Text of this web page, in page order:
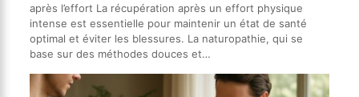
après l’effort La récupération après un effort physique
intense est essentielle pour maintenir un état de santé
optimal et éviter les blessures. La naturopathie, qui se
base sur des méthodes douces et…